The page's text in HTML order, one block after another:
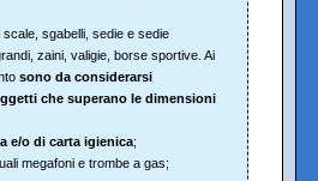
sgabelli, sedie e sedie
zaini, valigie, borse sportive. Ai
sono da considerarsi
che superano le dimensioni
e/o di carta igienica;
megafoni e trombe a gas;